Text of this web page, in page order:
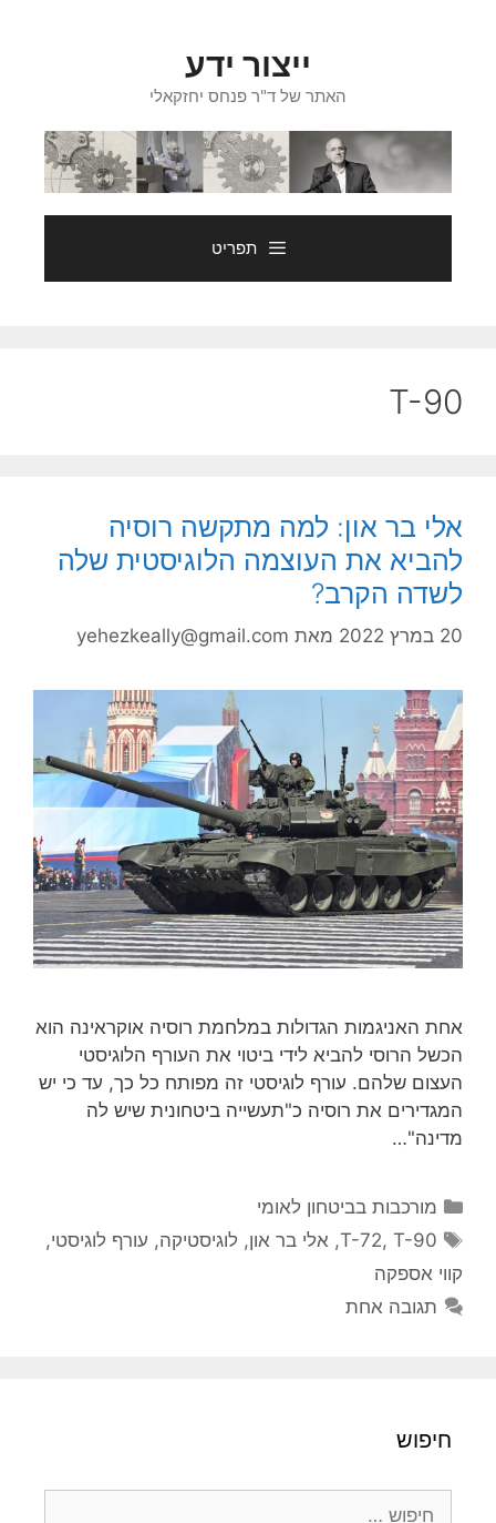
ייצור ידע
האתר של ד"ר פנחס יחזקאלי
תפריט
T-90
אלי בר און: למה מתקשה רוסיה
להביא את העוצמה הלוגיסטית שלה
לשדה הקרב?
20 במרץ 2022 מאת yehezkeally@gmail.com
אחת האניגמות הגדולות במלחמת רוסיה אוקראינה הוא
הכשל הרוסי להביא לידי ביטוי את העורף הלוגיסטי
העצום שלהם. עורף לוגיסטי זה מפותח כל כך, עד כי יש
המגדירים את רוסיה כ"תעשייה ביטחונית שיש לה
מדינה"…
קטגוריות
מורכבות בביטחון לאומי
תגיות
T-72, T-90
, אלי בר און, לוגיסטיקה, עורף לוגיסטי,
קווי אספקה
תגובה אחת
חיפוש